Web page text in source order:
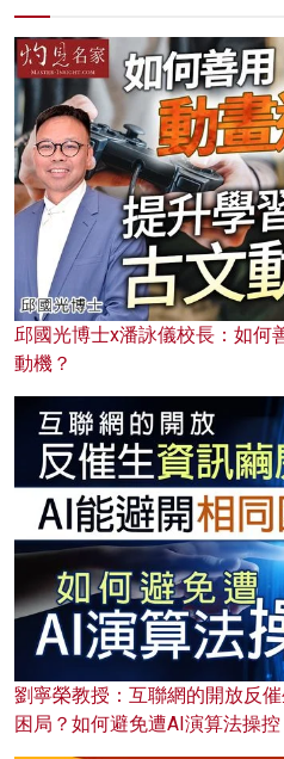
邱國光博士x潘詠儀校長：如何
動機？
劉寧榮教授：互聯網的開放反
困局？如何避免遭AI演算法操控